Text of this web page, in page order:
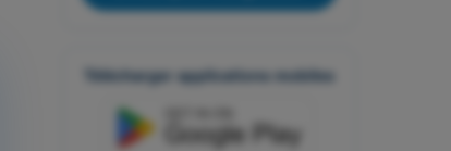
Télécharger applications mobiles